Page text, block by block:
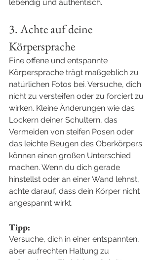
lebendig und authentisch.
3. Achte auf deine
Körpersprache
Eine offene und entspannte
Körpersprache trägt maßgeblich zu
natürlichen Fotos bei. Versuche, dich
nicht zu versteifen oder zu forciert zu
wirken. Kleine Änderungen wie das
Lockern deiner Schultern, das
Vermeiden von steifen Posen oder
das leichte Beugen des Oberkörpers
können einen großen Unterschied
machen. Wenn du dich gerade
hinstellst oder an einer Wand lehnst,
achte darauf, dass dein Körper nicht
angespannt wirkt.
Tipp:
Versuche, dich in einer entspannten,
aber aufrechten Haltung zu